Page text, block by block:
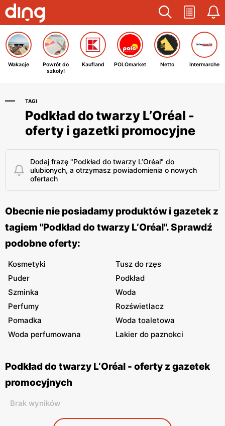
Wakacje
Powrót do
szkoły!
Kaufland POLOmarket Netto Intermarche
TAGI
Podkład do twarzy L’Oréal -
oferty i gazetki promocyjne
Dodaj frazę "Podkład do twarzy L’Oréal" do
ulubionych, a otrzymasz powiadomienia o nowych
ofertach
Obecnie nie posiadamy produktów i gazetek z
tagiem "Podkład do twarzy L’Oréal". Sprawdź
podobne oferty:
Kosmetyki
Tusz do rzęs
Puder
Podkład
Szminka
Woda
Perfumy
Rozświetlacz
Pomadka
Woda toaletowa
Woda perfumowana
Lakier do paznokci
Podkład do twarzy L’Oréal - oferty z gazetek
promocyjnych
Brak wyników